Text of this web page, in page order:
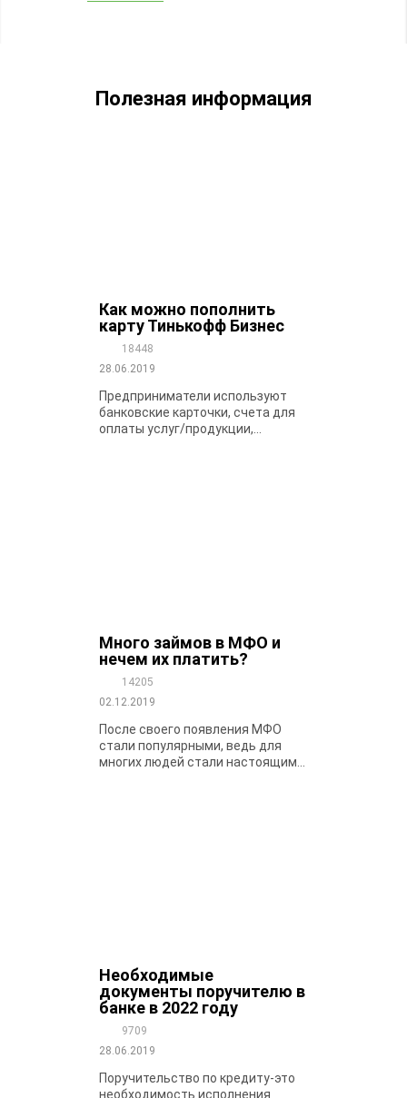
Полезная информация
Как можно пополнить
карту Тинькофф Бизнес
18448
28.06.2019
Предприниматели используют
банковские карточки, счета для
оплаты услуг/продукции,...
Много займов в МФО и
нечем их платить?
14205
02.12.2019
После своего появления МФО
стали популярными, ведь для
многих людей стали настоящим...
Необходимые
документы поручителю в
банке в 2022 году
9709
28.06.2019
Поручительство по кредиту-это
необходимость исполнения